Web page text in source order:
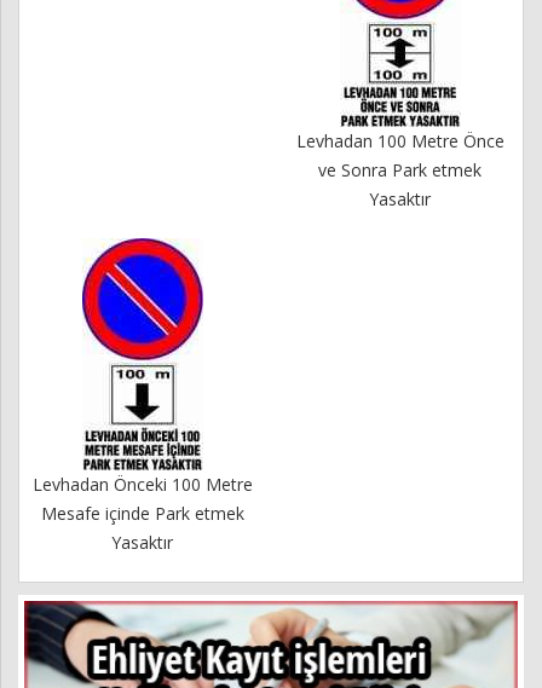
Levhadan 100 Metre Önce
ve Sonra Park etmek
Yasaktır
Levhadan Önceki 100 Metre
Mesafe içinde Park etmek
Yasaktır